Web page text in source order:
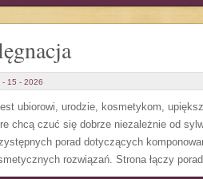
- 15 - 2026
ubiorowi, urodzie, kosmetykom,
chcą czuć się dobrze niezależnie od
porad dotyczących
rozwiązań. Strona łączy